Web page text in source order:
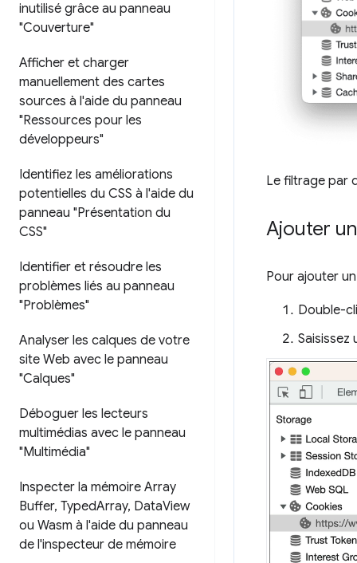
inutilisé grâce au panneau
"Couverture"
Afficher et charger
manuellement des cartes
sources à l'aide du panneau
"Ressources pour les
développeurs"
Identifiez les améliorations
potentielles du CSS à l'aide du
panneau "Présentation du
CSS"
Identifier et résoudre les
problèmes liés au panneau
"Problèmes"
Analyser les calques de votre
site Web avec le panneau
"Calques"
Déboguer les lecteurs
multimédias avec le panneau
"Multimédia"
Inspecter la mémoire Array
Buffer, TypedArray, DataView
ou Wasm à l'aide du panneau
de l'inspecteur de mémoire
Le filtrage par
Ajouter
Pour ajouter
Double-
Saisissez